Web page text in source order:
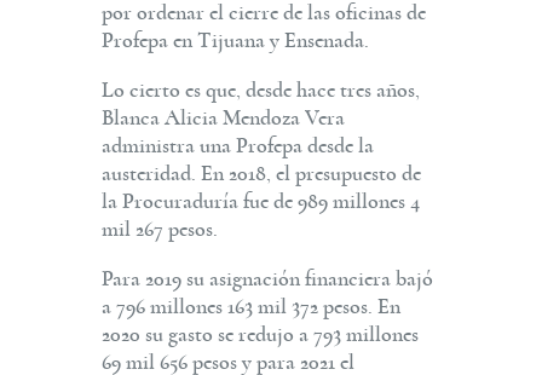
por ordenar el cierre de las oficinas de
Profepa en Tijuana y Ensenada.
Lo cierto es que, desde hace tres años,
Blanca Alicia Mendoza Vera
administra una Profepa desde la
austeridad. En 2018, el presupuesto de
la Procuraduría fue de 989 millones 4
mil 267 pesos.
Para 2019 su asignación financiera bajó
a 796 millones 163 mil 372 pesos. En
2020 su gasto se redujo a 793 millones
69 mil 656 pesos y para 2021 el